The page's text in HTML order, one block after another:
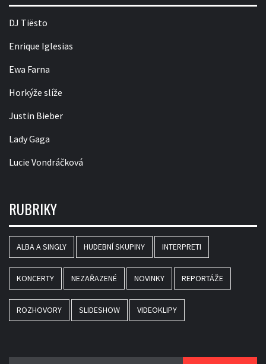
DJ Tiësto
Enrique Iglesias
Ewa Farna
Horkýže slíže
Justin Bieber
Lady Gaga
Lucie Vondráčková
RUBRIKY
ALBA A SINGLY HUDEBNÍ SKUPINY INTERPRETI
KONCERTY NEZAŘAZENÉ NOVINKY REPORTÁŽE
ROZHOVORY SLIDESHOW VIDEOKLIPY